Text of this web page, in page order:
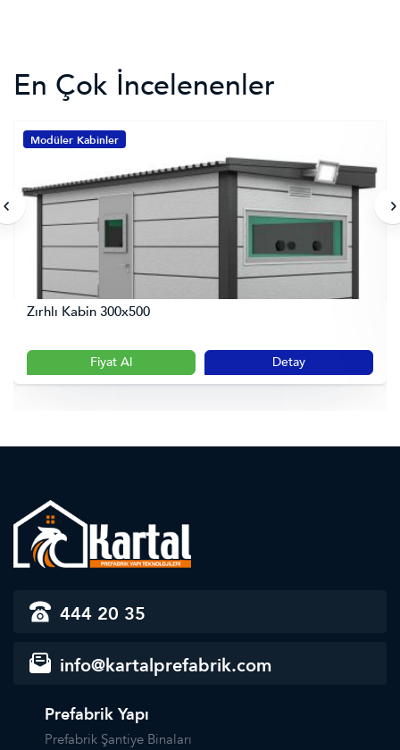
En Çok İncelenenler
Modüler Kabinler
Zırhlı Kabin 300x500
Fiyat Al Detay
444 20 35
info@kartalprefabrik.com
Prefabrik Yapı
Prefabrik Şantiye Binaları